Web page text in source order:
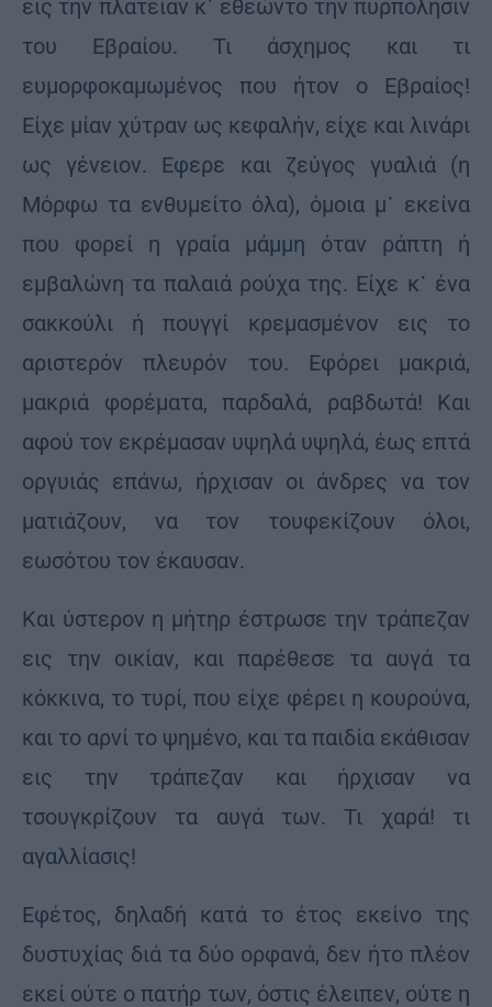
εις την πλατείαν κ᾽ εθεώντο την πυρπόλησιν
του Εβραίου. Τι άσχημος και τι
ευμορφοκαμωμένος που ήτον ο Εβραίος!
Είχε μίαν χύτραν ως κεφαλήν, είχε και λινάρι
ως γένειον. Εφερε και ζεύγος γυαλιά (η
Μόρφω τα ενθυμείτο όλα), όμοια μ᾽ εκείνα
που φορεί η γραία μάμμη όταν ράπτη ή
εμβαλώνη τα παλαιά ρούχα της. Είχε κ᾽ ένα
σακκούλι ή πουγγί κρεμασμένον εις το
αριστερόν πλευρόν του. Εφόρει μακριά,
μακριά φορέματα, παρδαλά, ραβδωτά! Και
αφού τον εκρέμασαν υψηλά υψηλά, έως επτά
οργυιάς επάνω, ήρχισαν οι άνδρες να τον
ματιάζουν, να τον τουφεκίζουν όλοι,
εωσότου τον έκαυσαν.
Και ύστερον η μήτηρ έστρωσε την τράπεζαν
εις την οικίαν, και παρέθεσε τα αυγά τα
κόκκινα, το τυρί, που είχε φέρει η κουρούνα,
και το αρνί το ψημένο, και τα παιδία εκάθισαν
εις την τράπεζαν και ήρχισαν να
τσουγκρίζουν τα αυγά των. Τι χαρά! τι
αγαλλίασις!
Εφέτος, δηλαδή κατά το έτος εκείνο της
δυστυχίας διά τα δύο ορφανά, δεν ήτο πλέον
εκεί ούτε ο πατήρ των, όστις έλειπεν, ούτε η